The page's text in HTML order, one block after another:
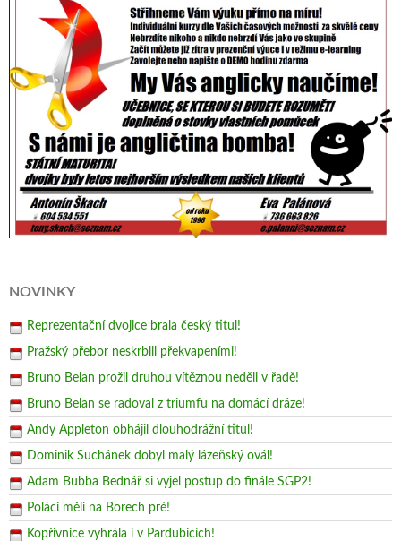
NOVINKY
Reprezentační dvojice brala český titul!
Pražský přebor neskrblil překvapeními!
Bruno Belan prožil druhou vítěznou neděli v řadě!
Bruno Belan se radoval z triumfu na domácí dráze!
Andy Appleton obhájil dlouhodrážní titul!
Dominik Suchánek dobyl malý lázeňský ovál!
Adam Bubba Bednář si vyjel postup do finále SGP2!
Poláci měli na Borech pré!
Kopřivnice vyhrála i v Pardubicích!